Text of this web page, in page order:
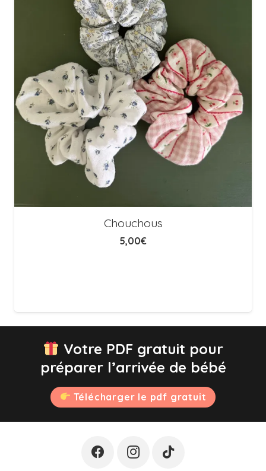
Chouchous
5,00€
Votre PDF gratuit pour
préparer l’arrivée de bébé
Télécharger le pdf gratuit